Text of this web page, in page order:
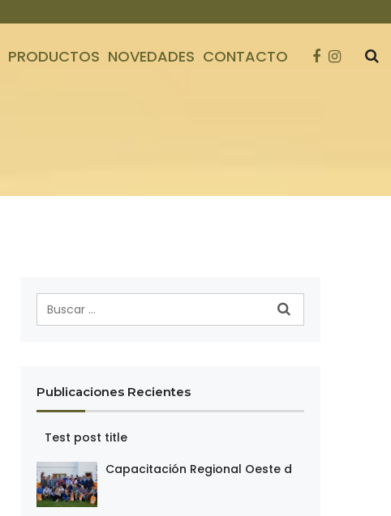
PRODUCTOS NOVEDADES CONTACTO
Publicaciones Recientes
Test post title
Capacitación Regional Oeste d